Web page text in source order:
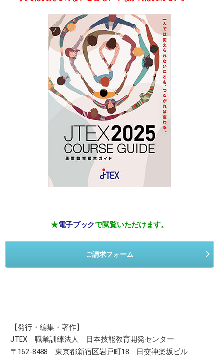
★電子ブックで閲覧いただけます。
ご請求フォーム
【発行・編集・著作】
JTEX 職業訓練法人 日本技能教育開発センター
〒162-8488 東京都新宿区岩戸町18 日交神楽坂ビル